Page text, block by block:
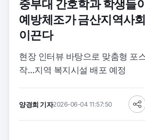
중부대 간호학과 학생들
예방체조가 금산지역사
이끈다
현장 인터뷰 바탕으로 맞춤형 포
작…지역 복지시설 배포 예정
양경희 기자2026-06-04 11:57:50
공
유